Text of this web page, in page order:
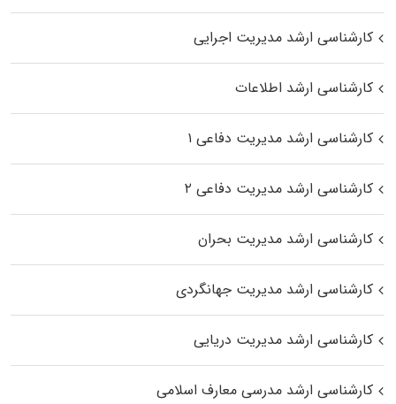
کارشناسی ارشد مدیریت اجرایی
کارشناسی ارشد اطلاعات
کارشناسی ارشد مدیریت دفاعی ۱
کارشناسی ارشد مدیریت دفاعی ۲
کارشناسی ارشد مدیریت بحران
کارشناسی ارشد مدیریت جهانگردی
کارشناسی ارشد مدیریت دریایی
کارشناسی ارشد مدرسی معارف اسلامی